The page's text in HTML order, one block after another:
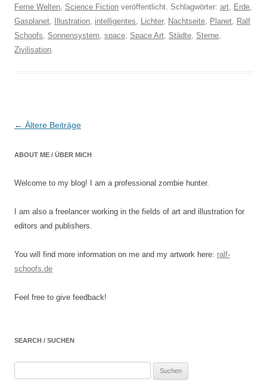
Ferne Welten, Science Fiction veröffentlicht. Schlagwörter: art, Erde,
Gasplanet, Illustration, intelligentes, Lichter, Nachtseite, Planet, Ralf
Schoofs, Sonnensystem, space, Space Art, Städte, Sterne,
Zivilisation.
Beitragsnavigation
← Ältere Beiträge
ABOUT ME / ÜBER MICH
Welcome to my blog! I am a professional zombie hunter.
I am also a freelancer working in the fields of art and illustration for
editors and publishers.
You will find more information on me and my artwork here: ralf-
schoofs.de
Feel free to give feedback!
SEARCH / SUCHEN